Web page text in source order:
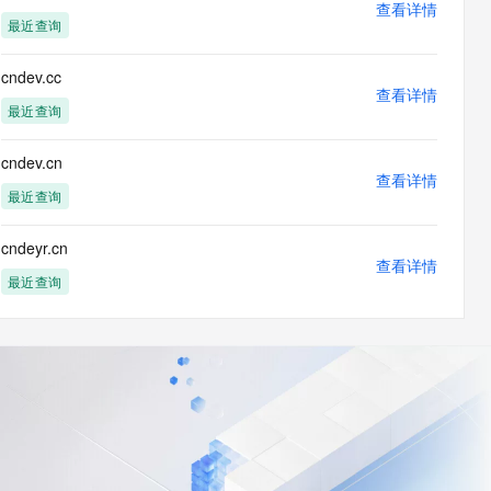
最近查询
查看详情
cndev.cc
最近查询
查看详情
cndev.cn
最近查询
查看详情
cndeyr.cn
最近查询
查看详情